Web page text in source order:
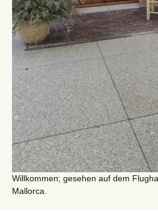
Willkommen; gesehen auf dem
Mallorca.